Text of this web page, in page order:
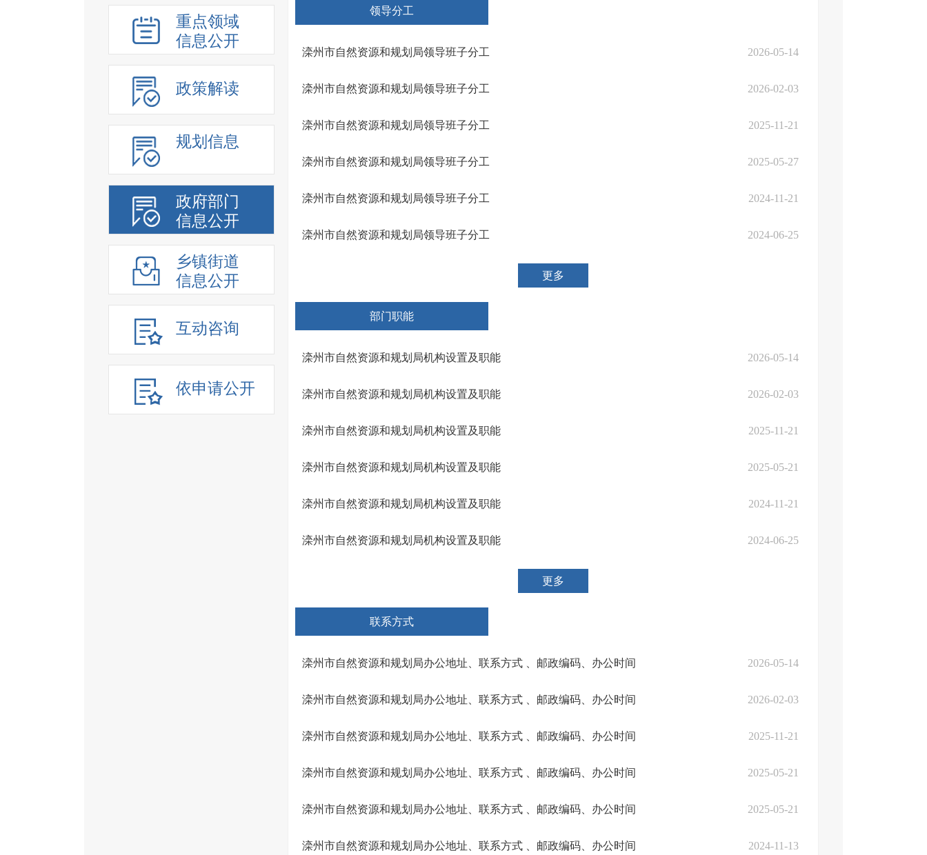
重点领域
信息公开
政策解读
规划信息
政府部门
信息公开
乡镇街道
信息公开
互动咨询
依申请公开
领导分工
滦州市自然资源和规划局领导班子分工 2026-05-14
滦州市自然资源和规划局领导班子分工 2026-02-03
滦州市自然资源和规划局领导班子分工 2025-11-21
滦州市自然资源和规划局领导班子分工 2025-05-27
滦州市自然资源和规划局领导班子分工 2024-11-21
滦州市自然资源和规划局领导班子分工 2024-06-25
更多
部门职能
滦州市自然资源和规划局机构设置及职能 2026-05-14
滦州市自然资源和规划局机构设置及职能 2026-02-03
滦州市自然资源和规划局机构设置及职能 2025-11-21
滦州市自然资源和规划局机构设置及职能 2025-05-21
滦州市自然资源和规划局机构设置及职能 2024-11-21
滦州市自然资源和规划局机构设置及职能 2024-06-25
更多
联系方式
滦州市自然资源和规划局办公地址、联系方式 、邮政编码、办公时间 2026-05-14
滦州市自然资源和规划局办公地址、联系方式 、邮政编码、办公时间 2026-02-03
滦州市自然资源和规划局办公地址、联系方式 、邮政编码、办公时间 2025-11-21
滦州市自然资源和规划局办公地址、联系方式 、邮政编码、办公时间 2025-05-21
滦州市自然资源和规划局办公地址、联系方式 、邮政编码、办公时间 2025-05-21
滦州市自然资源和规划局办公地址、联系方式 、邮政编码、办公时间 2024-11-13